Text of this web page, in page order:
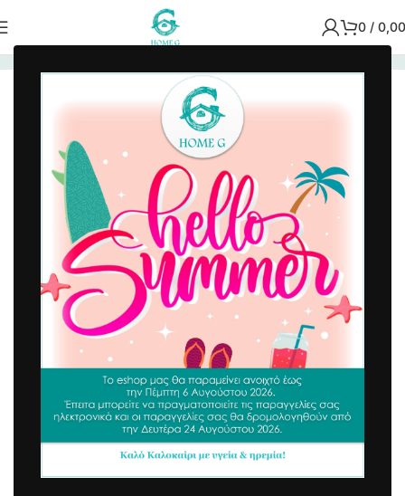
0 / 0,00
Αρχική σελίδα/Είδη Κουζίνας/Κατσαρολικά
Κατσαρόλα Woodstone Με Εργονομική
Λαβή 16×7 cm
11,90€ συμπ. Φ.Π.Α